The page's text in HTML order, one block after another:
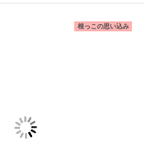
根っこの思い込み